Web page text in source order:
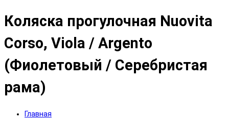
Коляска прогулочная Nuovita
Corso, Viola / Argento
(Фиолетовый / Серебристая
рама)
Главная